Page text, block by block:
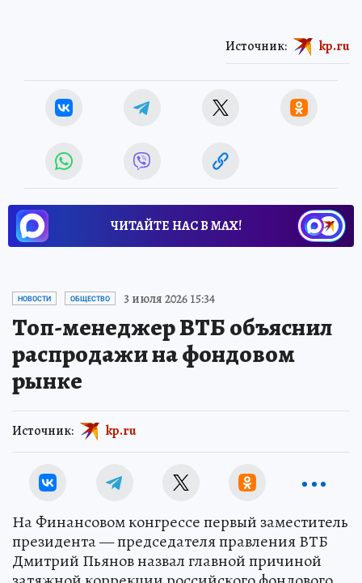
Источник: kp.ru
ЧИТАЙТЕ НАС В МАХ!
НОВОСТИ ОБЩЕСТВО 3 июля 2026 15:34
Топ-менеджер ВТБ объяснил
распродажи на фондовом
рынке
Источник: kp.ru
На Финансовом конгрессе первый заместитель
президента — председателя правления ВТБ
Дмитрий Пьянов назвал главной причиной